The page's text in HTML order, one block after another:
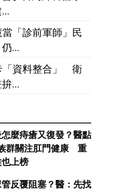
「診前軍師」民
...
「資料整合」 衛
...
麼痔瘡又復發？醫點
群關注肛門健康 重
上榜
反覆阻塞？醫：先找